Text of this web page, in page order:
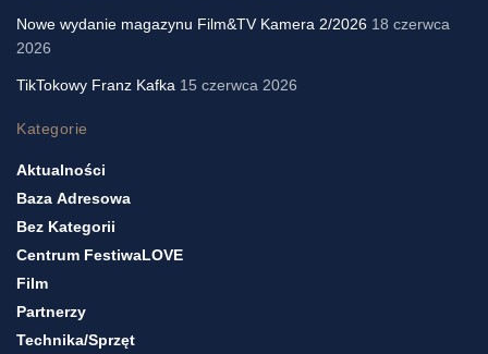
Nowe wydanie magazynu Film&TV Kamera 2/2026 18 czerwca
2026
TikTokowy Franz Kafka 15 czerwca 2026
Kategorie
Aktualności
Baza Adresowa
Bez Kategorii
Centrum FestiwaLOVE
Film
Partnerzy
Technika/sprzęt